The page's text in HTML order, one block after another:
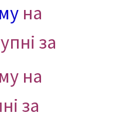
на
за
на
за